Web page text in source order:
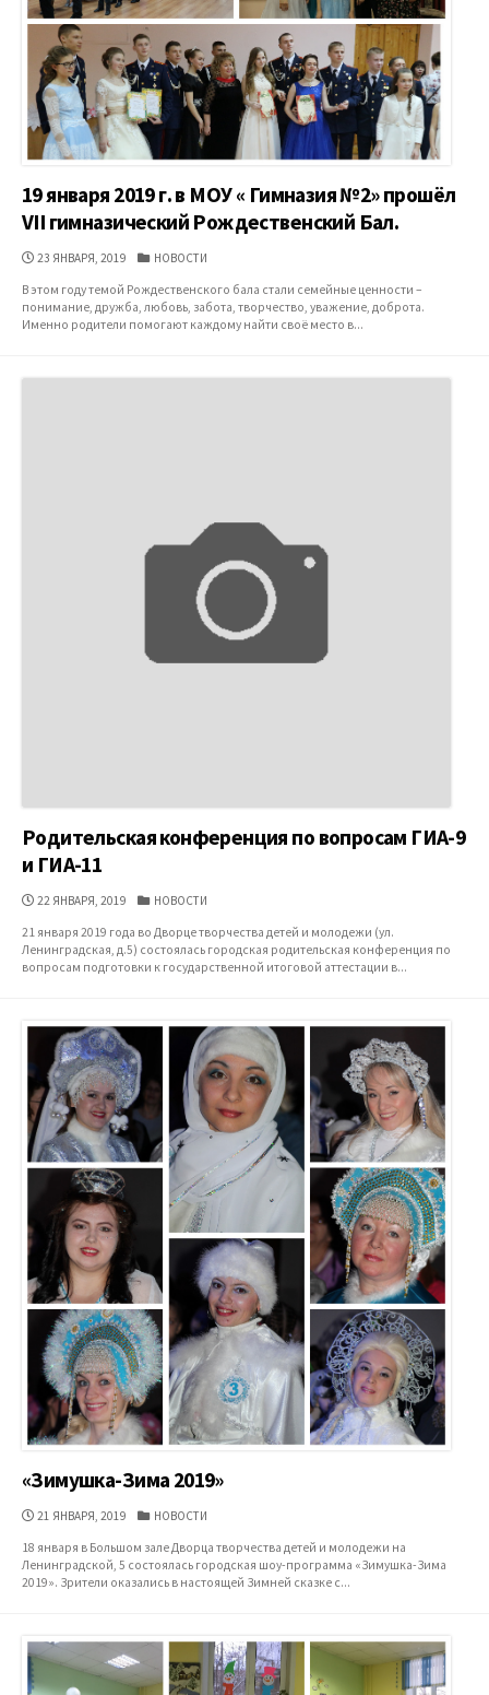
19 января 2019 г. в МОУ « Гимназия №2» прошёл
VII гимназический Рождественский Бал.
ДАТА
23 ЯНВАРЯ, 2019 КАТЕГОРИИ
НОВОСТИ
В этом году темой Рождественского бала стали семейные ценности –
понимание, дружба, любовь, забота, творчество, уважение, доброта.
Именно родители помогают каждому найти своё место в...
Родительская конференция по вопросам ГИА-9
и ГИА-11
ДАТА
22 ЯНВАРЯ, 2019 КАТЕГОРИИ
НОВОСТИ
21 января 2019 года во Дворце творчества детей и молодежи (ул.
Ленинградская, д.5) состоялась городская родительская конференция по
вопросам подготовки к государственной итоговой аттестации в...
«Зимушка-Зима 2019»
ДАТА
21 ЯНВАРЯ, 2019 КАТЕГОРИИ
НОВОСТИ
18 января в Большом зале Дворца творчества детей и молодежи на
Ленинградской, 5 состоялась городская шоу-программа «Зимушка-Зима
2019». Зрители оказались в настоящей Зимней сказке с...